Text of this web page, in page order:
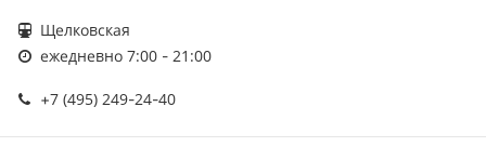
Щелковская
ежедневно 7:00 - 21:00
+7 (495) 249-24-40